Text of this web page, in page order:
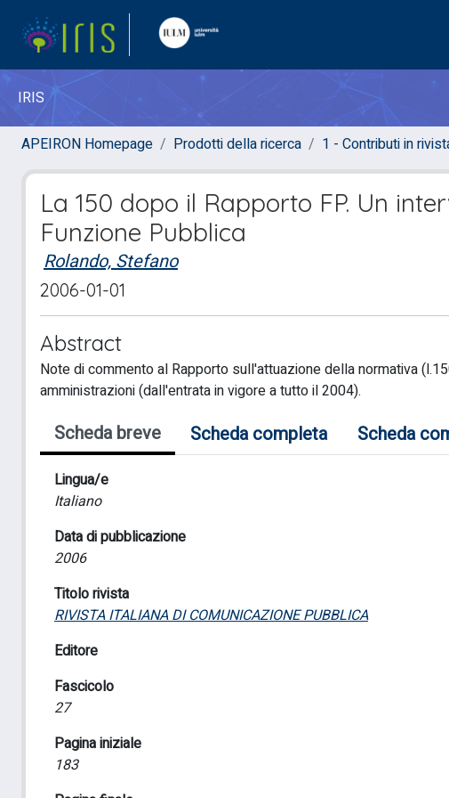
IRIS
APEIRON Homepage Prodotti della ricerca 1 - Contributi in
La 150 dopo il Rapporto FP. Un
Funzione Pubblica
Rolando, Stefano
2006-01-01
Abstract
Note di commento al Rapporto sull'attuazione della normativa
amministrazioni (dall'entrata in vigore a tutto il 2004).
Scheda breve Scheda completa Scheda
Lingua/e
Italiano
Data di pubblicazione
2006
Titolo rivista
RIVISTA ITALIANA DI COMUNICAZIONE PUBBLICA
Editore
Fascicolo
27
Pagina iniziale
183